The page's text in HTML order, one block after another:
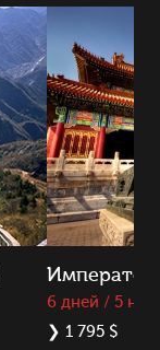
6 дней / 5
❯ 1 795 $